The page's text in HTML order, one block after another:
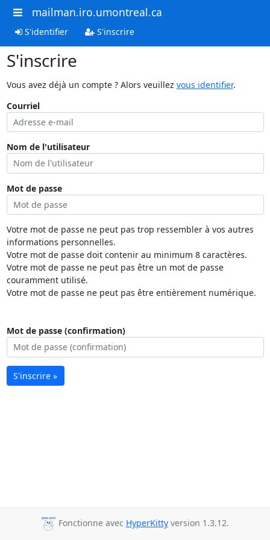
mailman.iro.umontreal.ca
S'identifier S'inscrire
S'inscrire
Vous avez déjà un compte ? Alors veuillez vous identifier.
Courriel
Nom de l'utilisateur
Mot de passe
Votre mot de passe ne peut pas trop ressembler à vos autres
informations personnelles.
Votre mot de passe doit contenir au minimum 8 caractères.
Votre mot de passe ne peut pas être un mot de passe
couramment utilisé.
Votre mot de passe ne peut pas être entièrement numérique.
Mot de passe (confirmation)
S'inscrire »
Fonctionne avec HyperKitty version 1.3.12.